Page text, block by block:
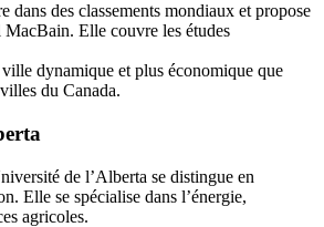
dans des classements mondiaux et propose
Elle couvre les études
dynamique et plus économique que
du Canada.
de l’Alberta se distingue en
Elle se spécialise dans l’énergie,
agricoles.